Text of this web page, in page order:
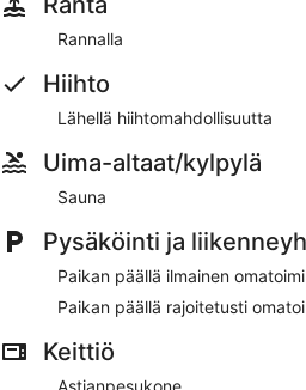
Rannalla
Hiihto
Lähellä hiihtomahdollisuutta
Uima-altaat/kylpylä
Sauna
Pysäköinti ja
Paikan päällä ilmainen
Paikan päällä rajoitetusti
Keittiö
Astianpesukone